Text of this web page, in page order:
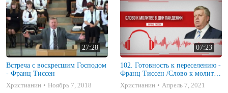
27:28
Встреча с воскресшим Господом
- Франц Тиссен
Христианин
Ноябрь 7, 2018
07:23
102. Готовность к переселению -
Франц Тиссен /Слово к молитве
в дни пандемии
Христианин Апрель 7, 2021